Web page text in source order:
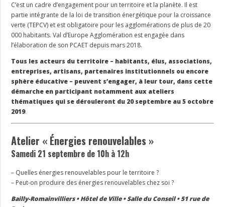
C’est un cadre d’engagement pour un territoire et la planète. Il est
partie intégrante de la loi de transition énergétique pour la croissance
verte (TEPCV) et est obligatoire pour les agglomérations de plus de 20
000 habitants. Val d’Europe Agglomération est engagée dans
l’élaboration de son PCAET depuis mars 2018.
Tous les acteurs du territoire – habitants, élus, associations,
entreprises, artisans, partenaires institutionnels ou encore
sphère éducative – peuvent s’engager, à leur tour, dans cette
démarche en participant notamment aux ateliers
thématiques qui se dérouleront du 20 septembre au 5 octobre
2019.
Atelier « Énergies renouvelables »
Samedi 21 septembre de 10h à 12h
– Quelles énergies renouvelables pour le territoire ?
– Peut-on produire des énergies renouvelables chez soi ?
Bailly-Romainvilliers • Hôtel de Ville • Salle du Conseil • 51 rue de